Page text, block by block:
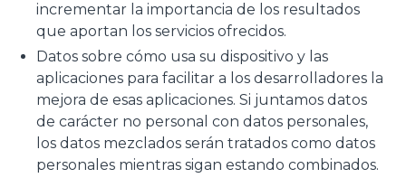
incrementar la importancia de los resultados
que aportan los servicios ofrecidos.
Datos sobre cómo usa su dispositivo y las
aplicaciones para facilitar a los desarrolladores la
mejora de esas aplicaciones. Si juntamos datos
de carácter no personal con datos personales,
los datos mezclados serán tratados como datos
personales mientras sigan estando combinados.